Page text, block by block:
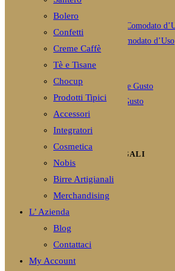
Bolero
Confetti
Creme Caffè
Tè e Tisane
Chocup
Prodotti Tipici
Accessori
Integratori
Cosmetica
Nobis
Birre Artigianali
Merchandising
L’ Azienda
Blog
Contattaci
My Account
0 Comments
Caffè Borbone macchina Comodato d’Uso
1 Comment
Capsule Compatibili Dolce Gusto
Novembre 8, 2020
0 Comments
INFORMAZIONI E NOTE LEGALI
Condizioni di Vendita
Spedizione e Consegna
Termini e Condizioni
Informativa Privacy